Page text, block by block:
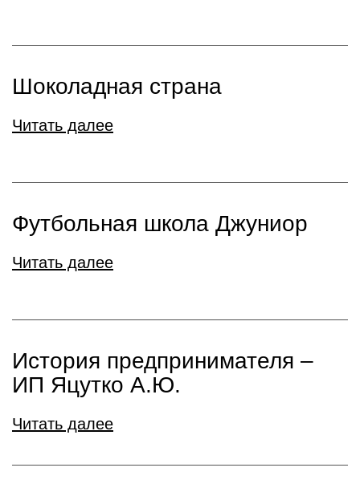
Шоколадная страна
Читать далее
Футбольная школа Джуниор
Читать далее
История предпринимателя –
ИП Яцутко А.Ю.
Читать далее